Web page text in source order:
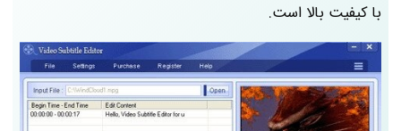
با کیفیت بالا است.